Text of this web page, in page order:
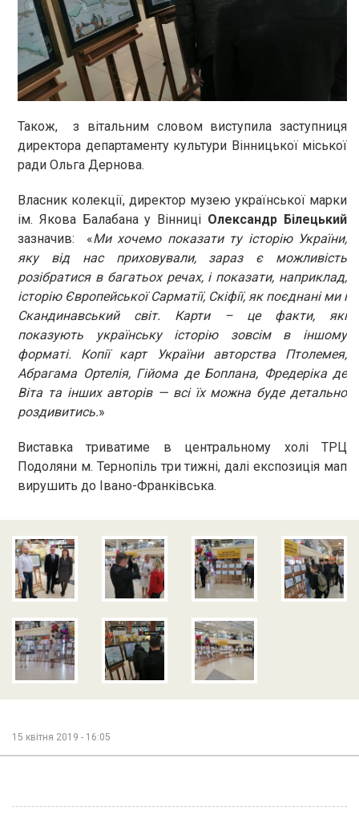
Також, з вітальним словом виступила заступниця
директора департаменту культури Вінницької міської
ради Ольга Дернова.
Власник колекції, директор музею української марки
ім. Якова Балабана у Вінниці Олександр Білецький
зазначив: «Ми хочемо показати ту історію України,
яку від нас приховували, зараз є можливість
розібратися в багатьох речах, і показати, наприклад,
історію Європейської Сарматії, Скіфії, як поєднані ми і
Скандинавський світ. Карти – це факти, які
показують українську історію зовсім в іншому
форматі. Копії карт України авторства Птолемея,
Абрагама Ортелія, Гійома де Боплана, Фредеріка де
Віта та інших авторів — всі їх можна буде детально
роздивитись.»
Виставка триватиме в центральному холі ТРЦ
Подоляни м. Тернопіль три тижні, далі експозиція мап
вирушить до Івано-Франківська.
15 квітня 2019 - 16:05